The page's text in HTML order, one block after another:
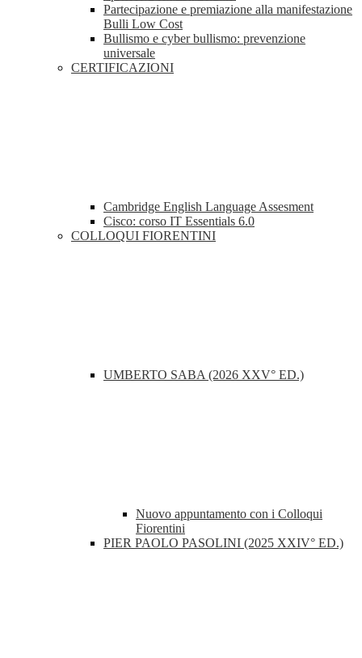
Partecipazione e premiazione alla manifestazione
Bulli Low Cost
Bullismo e cyber bullismo: prevenzione
universale
CERTIFICAZIONI
Cambridge English Language Assesment
Cisco: corso IT Essentials 6.0
COLLOQUI FIORENTINI
UMBERTO SABA (2026 XXV° ED.)
Nuovo appuntamento con i Colloqui
Fiorentini
PIER PAOLO PASOLINI (2025 XXIV° ED.)